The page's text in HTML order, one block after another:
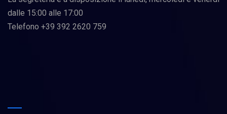
dalle 15:00 alle 17:00
Telefono +39 392 2620 759